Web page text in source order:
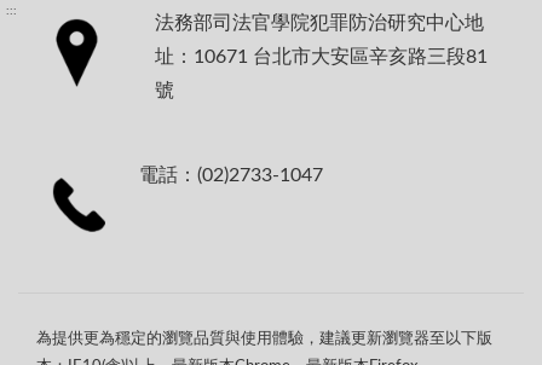
:::
法務部司法官學院犯罪防治研究中心地
址：10671 台北市大安區辛亥路三段81
號
電話：(02)2733-1047
為提供更為穩定的瀏覽品質與使用體驗，建議更新瀏覽器至以下版